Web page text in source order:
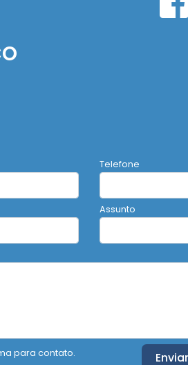
Telefone
Assunto
para contato. Enviar